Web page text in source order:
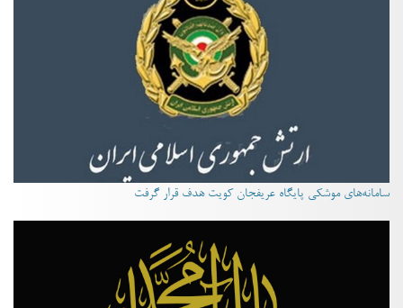
سامانه‌های موشکی پایگاه عریفجان کویت هدف قرار گرفت